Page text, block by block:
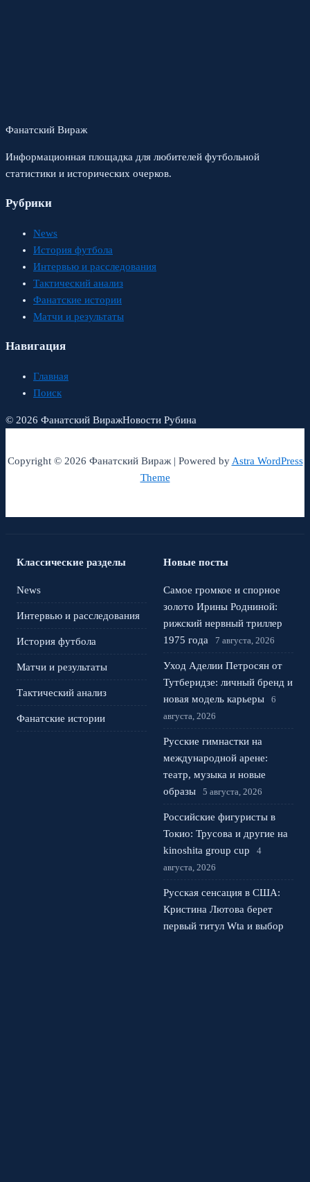
Фанатский Вираж
Информационная площадка для любителей футбольной
статистики и исторических очерков.
Рубрики
News
История футбола
Интервью и расследования
Тактический анализ
Фанатские истории
Матчи и результаты
Навигация
Главная
Поиск
© 2026 Фанатский ВиражНовости Рубина
Copyright © 2026 Фанатский Вираж | Powered byAstra WordPress
Theme
Классические разделы
News
Интервью и расследования
История футбола
Матчи и результаты
Тактический анализ
Фанатские истории
Новые посты
Самое громкое и спорное
золото Ирины Родниной:
рижский нервный триллер
1975 года
7 августа, 2026
Уход Аделии Петросян от
Тутберидзе: личный бренд и
новая модель карьеры
6
августа, 2026
Русские гимнастки на
международной арене:
театр, музыка и новые
образы
5 августа, 2026
Российские фигуристы в
Токио: Трусова и другие на
kinoshita group cup
4
августа, 2026
Русская сенсация в США:
Кристина Лютова берет
первый титул Wta и выбор